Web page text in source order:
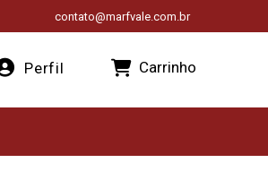
contato@marfvale.com.br
Perfil Carrinho